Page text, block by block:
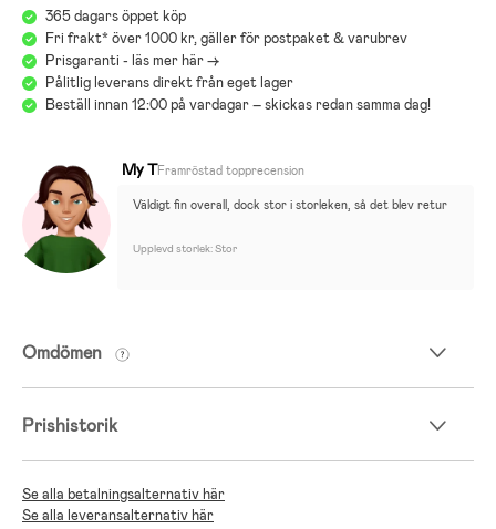
365 dagars öppet köp
Fri frakt* över 1000 kr, gäller för postpaket & varubrev
Prisgaranti - läs mer här ->
Pålitlig leverans direkt från eget lager
Beställ innan 12:00 på vardagar – skickas redan samma dag!
My TFramröstad topprecension
Väldigt fin overall, dock stor i storleken, så det blev retur
Upplevd storlek: Stor
Omdömen
Prishistorik
Se alla betalningsalternativ här
Se alla leveransalternativ här